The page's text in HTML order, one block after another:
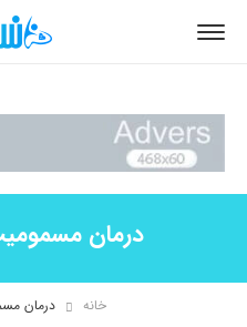
درمان
خانه درمان